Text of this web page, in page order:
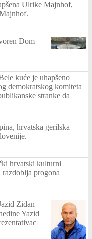
Ulrike Majnhof,
Dom
kuće je uhapšeno
demokratskog komiteta
stranke da
hrvatska gerilska
hrvatski kulturni
progona
Zidan